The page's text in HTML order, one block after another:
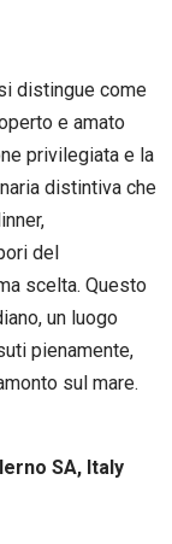
distingue come
e amato
privilegiata e la
distintiva che
del
scelta. Questo
un luogo
pienamente,
sul mare.
SA, Italy